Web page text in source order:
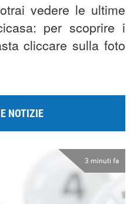
vedere le ultime
per scoprire i
cliccare sulla foto
NOTIZIE
3 minuti fa